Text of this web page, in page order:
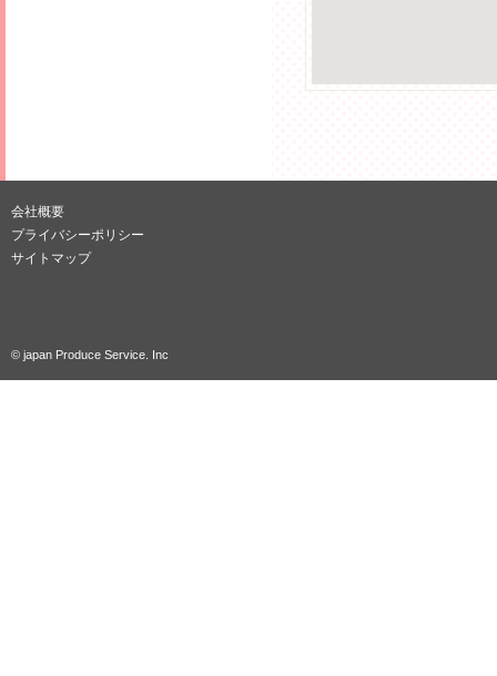
会社概要
プライバシーポリシー
サイトマップ
© japan Produce Service. Inc